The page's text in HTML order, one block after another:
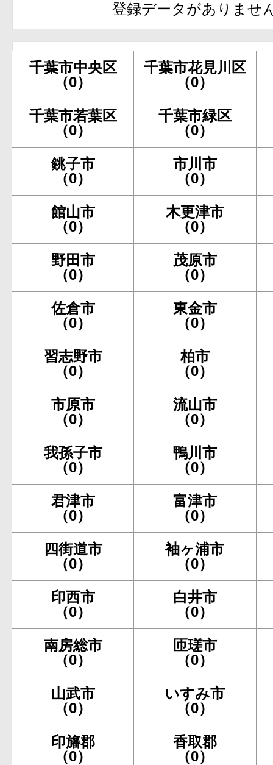
登録データがありませ
千葉市中央区
（0）
千葉市花見川区
（0）
千葉市若葉区
（0）
千葉市緑区
（0）
銚子市
（0）
市川市
（0）
館山市
（0）
木更津市
（0）
野田市
（0）
茂原市
（0）
佐倉市
（0）
東金市
（0）
習志野市
（0）
柏市
（0）
市原市
（0）
流山市
（0）
我孫子市
（0）
鴨川市
（0）
君津市
（0）
富津市
（0）
四街道市
（0）
袖ヶ浦市
（0）
印西市
（0）
白井市
（0）
南房総市
（0）
匝瑳市
（0）
山武市
（0）
いすみ市
（0）
印旛郡
（0）
香取郡
（0）